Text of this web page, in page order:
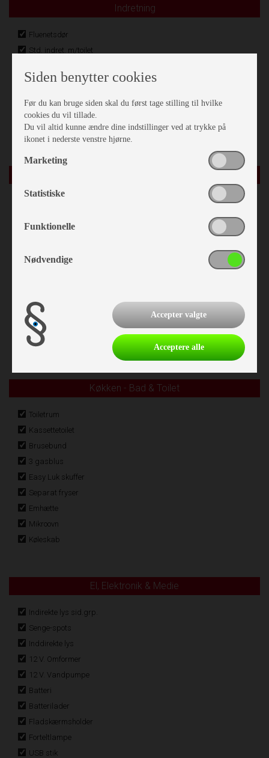
Indretning
Fluenetsdør
Std. indret. m/toilet
Kassettegardiner
Lameludtræk
Hæve/sænkebord
Alufælge
Stor tagluge
Serviceklap
Træktøjsafdækning
Mover mærke: Truma XT
Køkken - Bad & Toilet
Toiletrum
Kassettetoilet
Brusebund
3 gasblus
Easy Luk skuffer
Separat fryser
Emhætte
Mikroovn
Køleskab
El, Elektronik & Medie
Indirekte lys sid.grp.
Senge-spots
Inddirekte lys
12 V. Omformer
12 V. Vandpumpe
Batteri
Batterilader
Fladskærmsholder
Forteltlampe
USB stik
Siden benytter cookies
Før du kan bruge siden skal du først tage stilling til hvilke
cookies du vil tillade.
Du vil altid kunne ændre dine indstillinger ved at trykke på
ikonet i nederste venstre hjørne.
Marketing
Statistiske
Funktionelle
Nødvendige
Accepter valgte
Acceptere alle